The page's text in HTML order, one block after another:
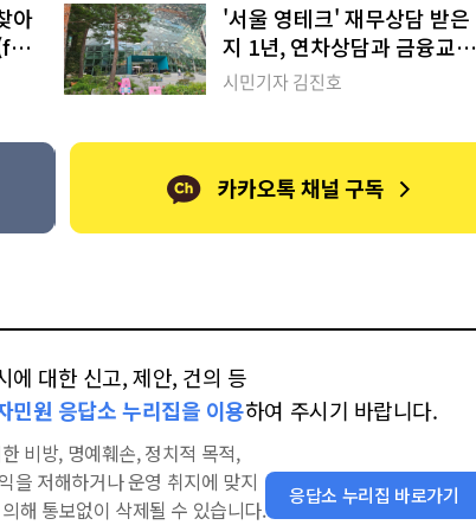
아
'서울 영테크' 재무상담 받은
지 1년, 연차상담과 금융교육
으로 레벨 업!
시민기자 김진호
에 대한 신고, 제안, 건의 등
민원 응답소 누리집을 이용하여 주시기 바랍니다.
비방, 명예훼손, 정치적 목적,
을 저해하거나 운영 취지에 맞지
해 통보없이 삭제될 수 있습니다.
응답소 누리집 바로가기